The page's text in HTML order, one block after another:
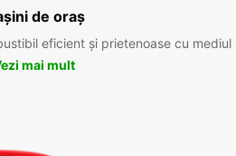
de oraș
eficient și prietenoase cu mediul
mai mult